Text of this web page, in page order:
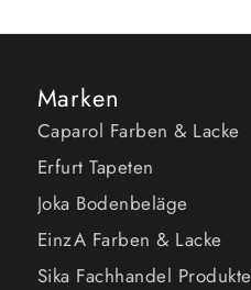
Marken
Caparol Farben & Lacke
Erfurt Tapeten
Joka Bodenbeläge
EinzA Farben & Lacke
Sika Fachhandel Produkte